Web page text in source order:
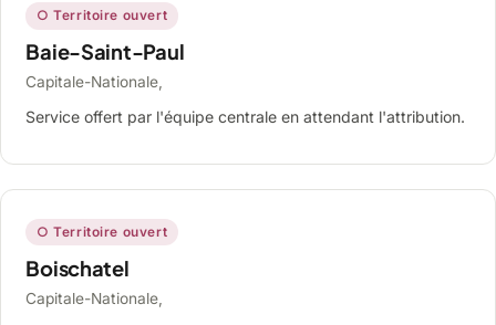
○ Territoire ouvert
Baie-Saint-Paul
Capitale-Nationale,
Service offert par l'équipe centrale en attendant l'attribution.
○ Territoire ouvert
Boischatel
Capitale-Nationale,